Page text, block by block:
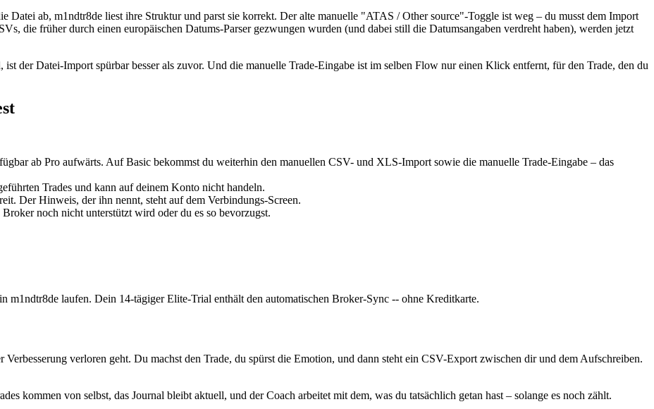
Datei ab, m1ndtr8de liest ihre Struktur und parst sie korrekt. Der alte manuelle "ATAS / Other source"-Toggle ist weg – du musst dem Import
die früher durch einen europäischen Datums-Parser gezwungen wurden (und dabei still die Datumsangaben verdreht haben), werden jetzt
der Datei-Import spürbar besser als zuvor. Und die manuelle Trade-Eingabe ist im selben Flow nur einen Klick entfernt, für den Trade, den du
ab Pro aufwärts. Auf Basic bekommst du weiterhin den manuellen CSV- und XLS-Import sowie die manuelle Trade-Eingabe – das
Trades und kann auf deinem Konto nicht handeln.
Der Hinweis, der ihn nennt, steht auf dem Verbindungs-Screen.
noch nicht unterstützt wird oder du es so bevorzugst.
m1ndtr8de laufen. Dein 14-tägiger Elite-Trial enthält den automatischen Broker-Sync -- ohne Kreditkarte.
verloren geht. Du machst den Trade, du spürst die Emotion, und dann steht ein CSV-Export zwischen dir und dem Aufschreiben.
kommen von selbst, das Journal bleibt aktuell, und der Coach arbeitet mit dem, was du tatsächlich getan hast – solange es noch zählt.